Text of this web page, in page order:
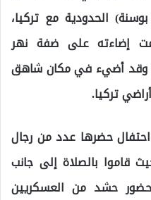
الحدودية مع تركيا،
إضاءته على ضفة نهر
وقد أضيء في مكان شاهق
تركيا.
حضرها عدد من رجال
قاموا بالصلاة إلى جانب
حشد من العسكريين